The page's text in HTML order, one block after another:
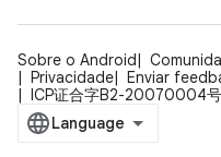
Sobre o Android
Privacidade
Enviar
ICP证合字B2-20070004号